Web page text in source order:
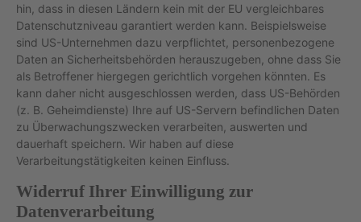
hin, dass in diesen Ländern kein mit der EU vergleichbares
Datenschutzniveau garantiert werden kann. Beispielsweise
sind US-Unternehmen dazu verpflichtet, personenbezogene
Daten an Sicherheitsbehörden herauszugeben, ohne dass Sie
als Betroffener hiergegen gerichtlich vorgehen könnten. Es
kann daher nicht ausgeschlossen werden, dass US-Behörden
(z. B. Geheimdienste) Ihre auf US-Servern befindlichen Daten
zu Überwachungszwecken verarbeiten, auswerten und
dauerhaft speichern. Wir haben auf diese
Verarbeitungstätigkeiten keinen Einfluss.
Widerruf Ihrer Einwilligung zur
Datenverarbeitung